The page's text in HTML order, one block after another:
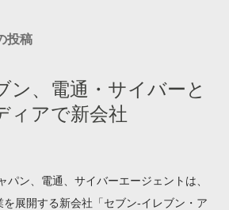
投稿
ン、電通・サイバーと
ィアで新会社
パン、電通、サイバーエージェントは、
展開する新会社「セブン‐イレブン・ア